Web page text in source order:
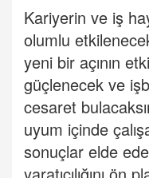
Kariyerin ve iş
olumlu
yeni bir açının
güçlenecek ve
cesaret
uyum içinde
sonuçlar elde